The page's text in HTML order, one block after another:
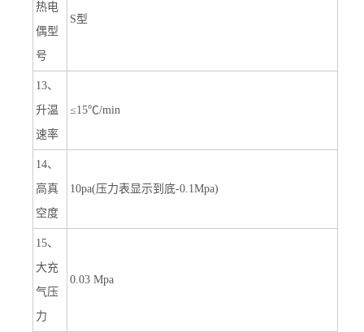
热电
偶型
号
S型
13、
升温
速率
≤15℃/min
14、
高真
空度
10pa(压力表显示到底-0.1Mpa)
15、
大充
气压
力
0.03 Mpa